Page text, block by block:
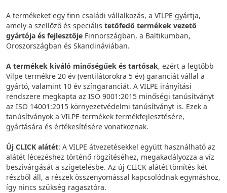
A termékeket egy finn családi vállalkozás, a VILPE gyártja,
amely a szellőző és speciális tetőfedő termékek vezető
gyártója és fejlesztője Finnországban, a Baltikumban,
Oroszországban és Skandináviában.
A termékek kiváló minőségűek és tartósak, ezért a legtöbb
Vilpe termékre 20 év (ventilátorokra 5 év) garanciát vállal a
gyártó, valamint 10 év színgaranciát. A VILPE irányítási
rendszere megkapta az ISO 9001:2015 minőségi tanúsítványt
az ISO 14001:2015 környezetvédelmi tanúsítványt is. Ezek a
tanúsítványok a VILPE-termékek termékfejlesztésére,
gyártására és értékesítésére vonatkoznak.
Új CLICK alátét: A VILPE átvezetésekkel együtt használható az
alátét lécezéshez történő rögzítéséhez, megakadályozza a víz
beszivárgását a szigetelésbe. Az új CLICK alátét tömítés két
részből áll, a részek összenyomással kapcsolódnak egymáshoz,
így nincs szükség ragasztóra.